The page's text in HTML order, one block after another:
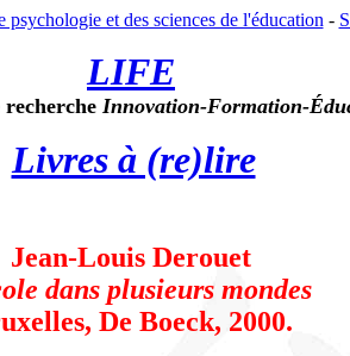
psychologie et des sciences de l'éducation -
LIFE
Innovation-Formation-
Livres à (re)lire
Jean-Louis Derouet
dans plusieurs mondes
De Boeck, 2000.